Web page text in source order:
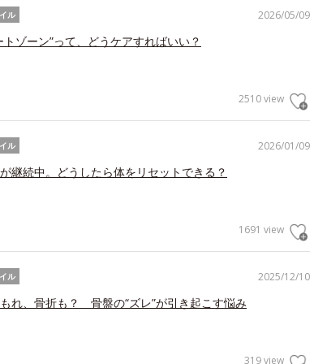
2026/05/09
ル
トゾーン”って、どうケアすればいい？
2510 view
2026/01/09
ル
継続中。どうしたら体をリセットできる？
1691 view
2025/12/10
ル
れ、骨折も？ 骨盤の“ズレ”が引き起こす悩み
319 view